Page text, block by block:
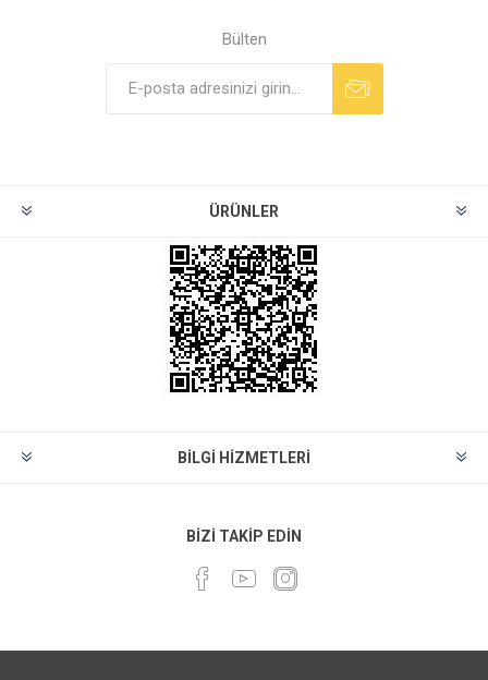
Bülten
ÜRÜNLER
BILGI HIZMETLERI
BIZI TAKIP EDIN